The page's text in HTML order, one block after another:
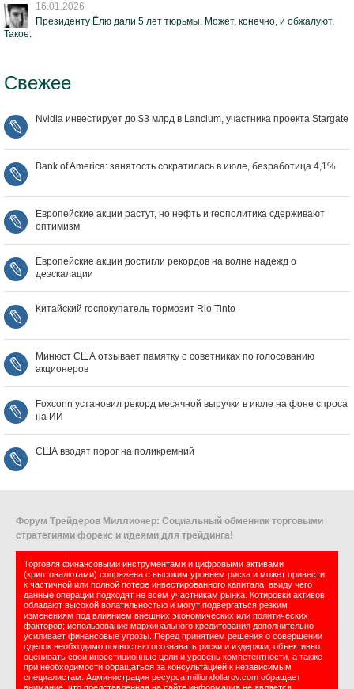
16.01.2026
Президенту Ёлю дали 5 лет тюрьмы. Может, конечно, и обжалуют.
Такое.
Свежее
Nvidia инвестирует до $3 млрд в Lancium, участника проекта Stargate
Bank of America: занятость сократилась в июле, безработица 4,1%
Европейские акции растут, но нефть и геополитика сдерживают
оптимизм
Европейские акции достигли рекордов на волне надежд о
деэскалации
Китайский госпокупатель тормозит Rio Tinto
Минюст США отзывает памятку о советниках по голосованию
акционеров
Foxconn установил рекорд месячной выручки в июле на фоне спроса
на ИИ
США вводят порог на поликремний
Форум Трейдеров Миллионер: Социальный обменник торговыми
стратегиями форекс и идеями для трейдинга!
Торговля финансовыми инструментами и цифровыми активами
(криптовалютами) сопряжена с высоким уровнем риска и может привести
к частичной или полной потере инвестированного капитала, ввиду чего
данные операции подходят не всем участникам рынка. Котировки активов
обладают высокой волатильностью и могут подвергаться резким
изменениям под влиянием внешних экономических или политических
факторов; использование маржинального кредитования дополнительно
усиливает финансовые угрозы. Перед принятием решения о совершении
сделок необходимо полностью осознавать риски и издержки, объективно
оценивать свои инвестиционные цели и уровень компетентности, а также
при необходимости обращаться за консультацией к независимым
специалистам. Администрация ресурса milliondollarov.com обращает